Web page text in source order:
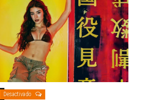
Desactivado